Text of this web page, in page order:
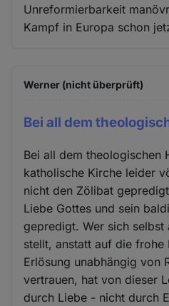
Unreformierbarkeit
Kampf in Europa schon
Werner (nicht überprüft)
Bei all dem
Bei all dem theologischen
katholische Kirche leider
nicht den Zölibat
Liebe Gottes und sein
gepredigt. Wer sich selbst
stellt, anstatt auf die frohe
Erlösung unabhängig von
vertrauen, hat von dieser
durch Liebe - nicht durch